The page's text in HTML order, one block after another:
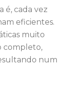
é, cada vez
eficientes.
muito
completo,
num